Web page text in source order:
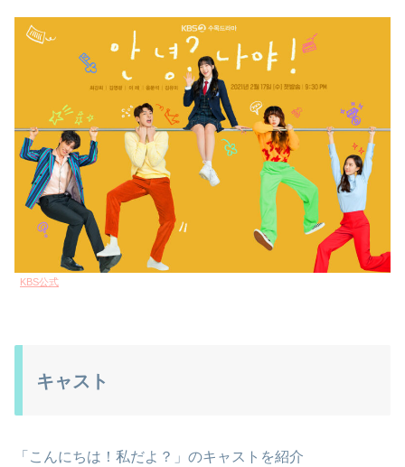
KBS公式
キャスト
「こんにちは！私だよ？」のキャストを紹介